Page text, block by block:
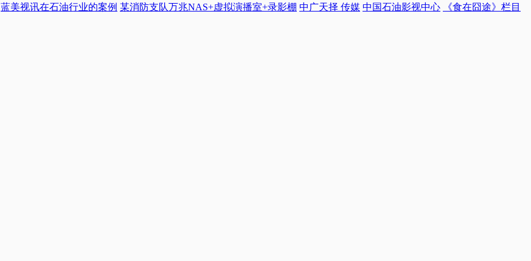
蓝美视讯在石油行业的案例 某消防支队万兆NAS+虚拟演播室+录影棚 中广天择 传媒 中国石油影视中心
《食在囧途》栏目